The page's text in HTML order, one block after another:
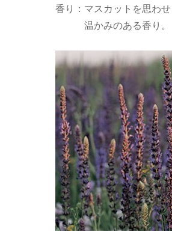
香り：マスカットを思わ
温かみの